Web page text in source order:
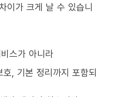
이가 크게 날 수 있습니
스가 아니라
, 기본 정리까지 포함되